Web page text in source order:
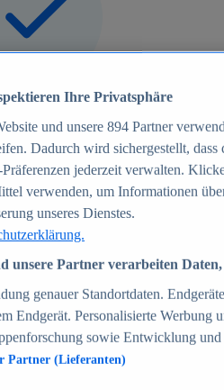
zu mehr als 39.000 Online-Shops
70+
Ihre Privatsphäre
und unsere 894 Partner
Dadurch wird sichergestellt,
jederzeit verwalten.
verwenden, um Informationen
unseres Dienstes.
unsere Partner verarbeiten
genauer Standortdaten.
Endgerät. Personalisierte Werbung
sowie Entwicklung
Partner (Lieferanten)